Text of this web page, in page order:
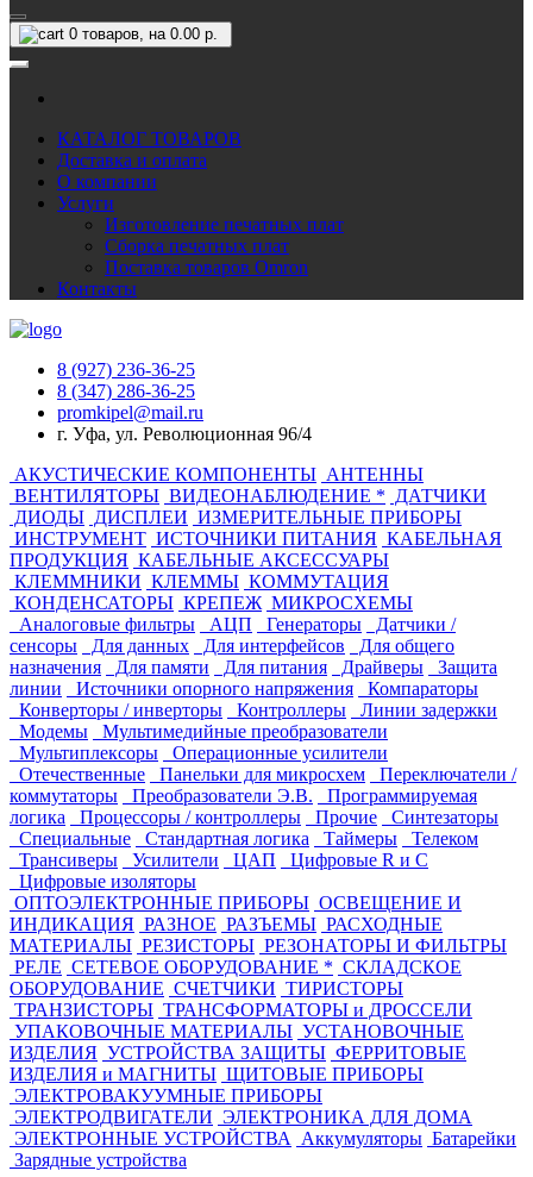
0 товаров, на 0.00 р.
КАТАЛОГ ТОВАРОВ
Доставка и оплата
О компании
Услуги
Изготовление печатных плат
Сборка печатных плат
Поставка товаров Omron
Контакты
8 (927) 236-36-25
8 (347) 286-36-25
promkipel@mail.ru
г. Уфа, ул. Революционная 96/4
АКУСТИЧЕСКИЕ КОМПОНЕНТЫ АНТЕННЫ
ВЕНТИЛЯТОРЫ ВИДЕОНАБЛЮДЕНИЕ * ДАТЧИКИ
ДИОДЫ ДИСПЛЕИ ИЗМЕРИТЕЛЬНЫЕ ПРИБОРЫ
ИНСТРУМЕНТ ИСТОЧНИКИ ПИТАНИЯ КАБЕЛЬНАЯ
ПРОДУКЦИЯ КАБЕЛЬНЫЕ АКСЕССУАРЫ
КЛЕММНИКИ КЛЕММЫ КОММУТАЦИЯ
КОНДЕНСАТОРЫ КРЕПЕЖ МИКРОСХЕМЫ
Аналоговые фильтры
АЦП Генераторы
Датчики /
сенсоры
Для данных Для интерфейсов
Для общего
назначения
Для памяти Для питания Драйверы
Защита
линии
Источники опорного напряжения
Компараторы
Конверторы / инверторы
Контроллеры
Линии задержки
Модемы
Мультимедийные преобразователи
Мультиплексоры
Операционные усилители
Отечественные
Панельки для микросхем
Переключатели /
коммутаторы
Преобразователи Э.В.
Программируемая
логика
Процессоры / контроллеры Прочие
Синтезаторы
Специальные
Стандартная логика Таймеры
Телеком
Трансиверы
Усилители ЦАП
Цифровые R и C
Цифровые изоляторы
ОПТОЭЛЕКТРОННЫЕ ПРИБОРЫ ОСВЕЩЕНИЕ И
ИНДИКАЦИЯ РАЗНОЕ РАЗЪЕМЫ РАСХОДНЫЕ
МАТЕРИАЛЫ РЕЗИСТОРЫ РЕЗОНАТОРЫ И ФИЛЬТРЫ
РЕЛЕ СЕТЕВОЕ ОБОРУДОВАНИЕ * СКЛАДСКОЕ
ОБОРУДОВАНИЕ СЧЕТЧИКИ ТИРИСТОРЫ
ТРАНЗИСТОРЫ ТРАНСФОРМАТОРЫ и ДРОССЕЛИ
УПАКОВОЧНЫЕ МАТЕРИАЛЫ УСТАНОВОЧНЫЕ
ИЗДЕЛИЯ УСТРОЙСТВА ЗАЩИТЫ ФЕРРИТОВЫЕ
ИЗДЕЛИЯ и МАГНИТЫ ЩИТОВЫЕ ПРИБОРЫ
ЭЛЕКТРОВАКУУМНЫЕ ПРИБОРЫ
ЭЛЕКТРОДВИГАТЕЛИ ЭЛЕКТРОНИКА ДЛЯ ДОМА
ЭЛЕКТРОННЫЕ УСТРОЙСТВА
Аккумуляторы Батарейки
Зарядные устройства